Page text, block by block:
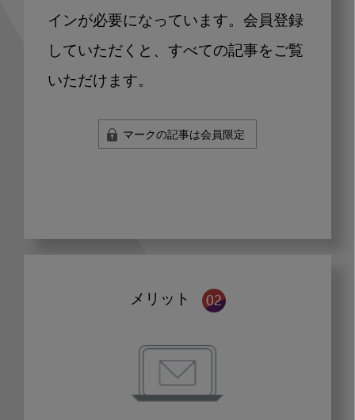
インが必要になっています。会員登録
していただくと、すべての記事をご覧
いただけます。
マークの記事は会員限定
メリット